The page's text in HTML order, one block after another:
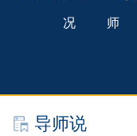
况
师
导师说